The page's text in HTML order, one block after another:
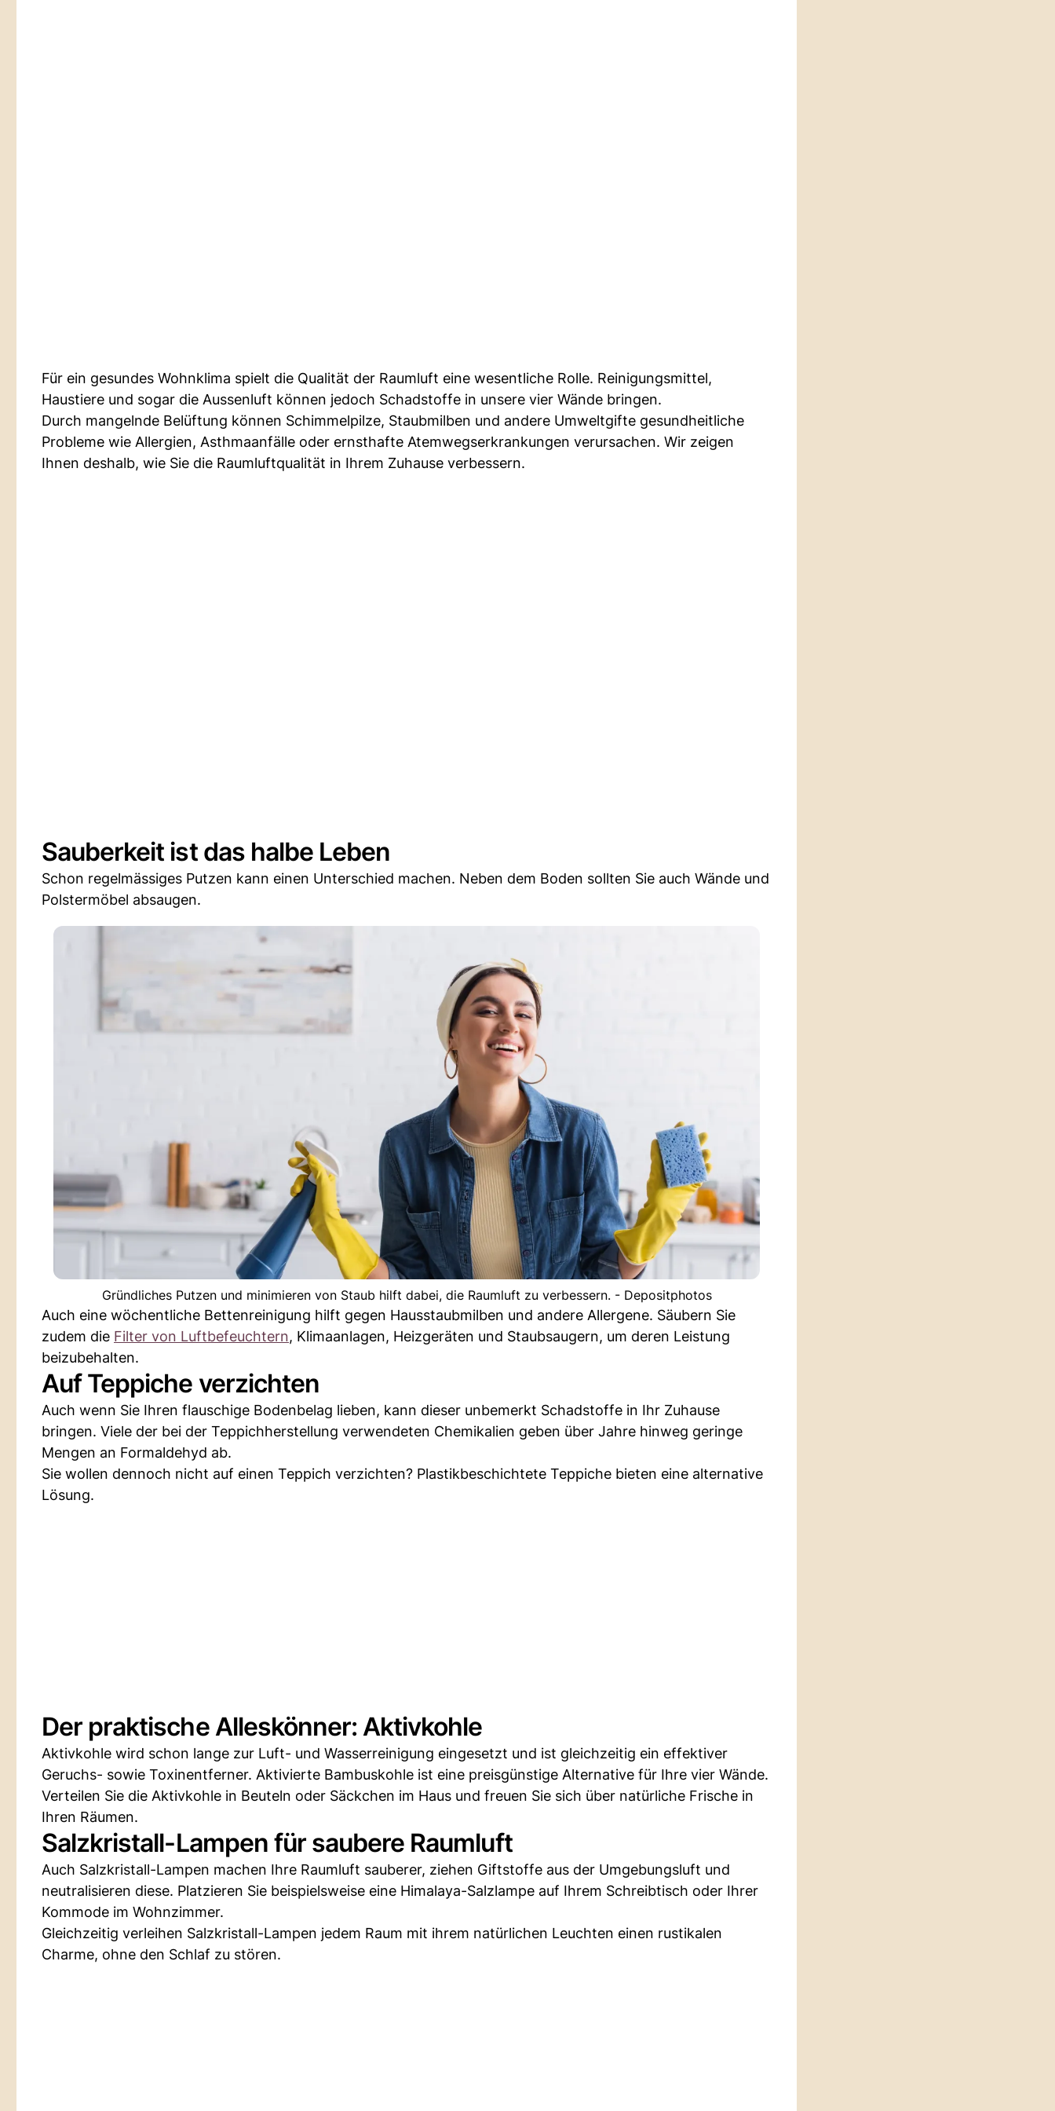
Für ein gesundes Wohnklima spielt die Qualität der Raumluft eine wesentliche Rolle. Reinigungsmittel,
Haustiere und sogar die Aussenluft können jedoch Schadstoffe in unsere vier Wände bringen.
Durch mangelnde Belüftung können Schimmelpilze, Staubmilben und andere Umweltgifte gesundheitliche
Probleme wie Allergien, Asthmaanfälle oder ernsthafte Atemwegserkrankungen verursachen. Wir zeigen
Ihnen deshalb, wie Sie die Raumluftqualität in Ihrem Zuhause verbessern.
Sauberkeit ist das halbe Leben
Schon regelmässiges Putzen kann einen Unterschied machen. Neben dem Boden sollten Sie auch Wände und
Polstermöbel absaugen.
Gründliches Putzen und minimieren von Staub hilft dabei, die Raumluft zu verbessern. - Depositphotos
Auch eine wöchentliche Bettenreinigung hilft gegen Hausstaubmilben und andere Allergene. Säubern Sie
zudem die Filter von Luftbefeuchtern, Klimaanlagen, Heizgeräten und Staubsaugern, um deren Leistung
beizubehalten.
Auf Teppiche verzichten
Auch wenn Sie Ihren flauschige Bodenbelag lieben, kann dieser unbemerkt Schadstoffe in Ihr Zuhause
bringen. Viele der bei der Teppichherstellung verwendeten Chemikalien geben über Jahre hinweg geringe
Mengen an Formaldehyd ab.
Sie wollen dennoch nicht auf einen Teppich verzichten? Plastikbeschichtete Teppiche bieten eine alternative
Lösung.
Der praktische Alleskönner: Aktivkohle
Aktivkohle wird schon lange zur Luft- und Wasserreinigung eingesetzt und ist gleichzeitig ein effektiver
Geruchs- sowie Toxinentferner. Aktivierte Bambuskohle ist eine preisgünstige Alternative für Ihre vier Wände.
Verteilen Sie die Aktivkohle in Beuteln oder Säckchen im Haus und freuen Sie sich über natürliche Frische in
Ihren Räumen.
Salzkristall-Lampen für saubere Raumluft
Auch Salzkristall-Lampen machen Ihre Raumluft sauberer, ziehen Giftstoffe aus der Umgebungsluft und
neutralisieren diese. Platzieren Sie beispielsweise eine Himalaya-Salzlampe auf Ihrem Schreibtisch oder Ihrer
Kommode im Wohnzimmer.
Gleichzeitig verleihen Salzkristall-Lampen jedem Raum mit ihrem natürlichen Leuchten einen rustikalen
Charme, ohne den Schlaf zu stören.